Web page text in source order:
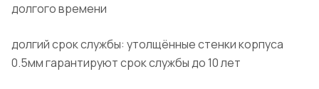
долгого времени
долгий срок службы: утолщённые стенки корпуса
0.5мм гарантируют срок службы до 10 лет